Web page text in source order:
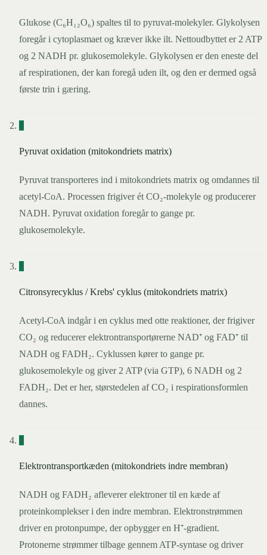
Glukose (C₆H₁₂O₆) spaltes til to pyruvat-molekyler. Glykolysen
foregår i cytoplasmaet og kræver ikke ilt. Nettoudbyttet er 2 ATP
og 2 NADH pr. glukosemolekyle. Glykolysen er den eneste del
af respirationen, der kan foregå uden ilt, og den er dermed også
første trin i gæring.
2
Pyruvat oxidation (mitokondriets matrix)
Pyruvat transporteres ind i mitokondriets matrix og omdannes til
acetyl-CoA. Processen frigiver ét CO₂-molekyle og producerer
NADH. Pyruvat oxidation foregår to gange pr.
glukosemolekyle.
3
Citronsyrecyklus / Krebs' cyklus (mitokondriets matrix)
Acetyl-CoA indgår i en cyklus med otte reaktioner, der frigiver
CO₂ og reducerer elektrontransportørerne NAD⁺ og FAD⁺ til
NADH og FADH₂. Cyklussen kører to gange pr.
glukosemolekyle og giver 2 ATP (via GTP), 6 NADH og 2
FADH₂. Det er her, størstedelen af CO₂ i respirationsformlen
dannes.
4
Elektrontransportkæden (mitokondriets indre membran)
NADH og FADH₂ afleverer elektroner til en kæde af
proteinkomplekser i den indre membran. Elektronstrømmen
driver en protonpumpe, der opbygger en H⁺-gradient.
Protonerne strømmer tilbage gennem ATP-syntase og driver